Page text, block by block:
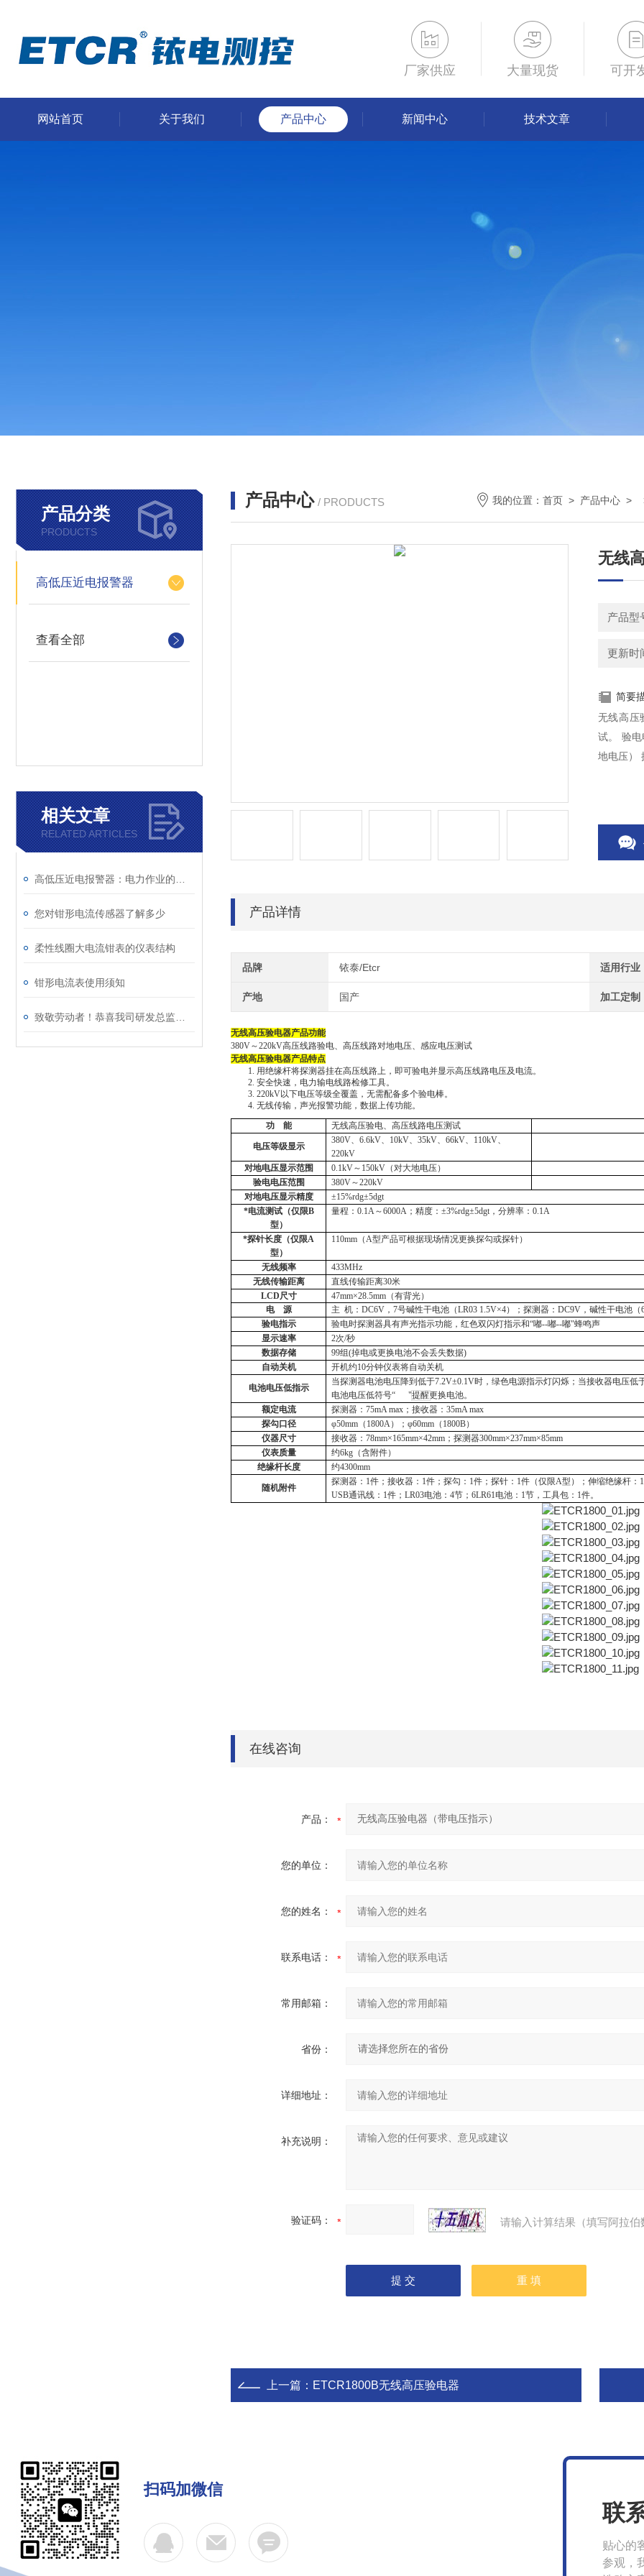
厂家供应 大量现货 可开
网站首页 关于我们 产品中心 新闻中心 技术文章
产品分类
PRODUCTS
高低压近电报警器
查看全部
相关文章
RELATED ARTICLES
您对钳形电流传感器了解多少
柔性线圈大电流钳表的仪表结构
钳形电流表使用须知
产品中心 / PRODUCTS 我的位置： 首页 > 产品中心 >
无线
产品型
更新时
简要
无线高压
试。 验
地电压）
产品详情
品牌 铱泰/Etcr 适用行业
产地 国产 加工定制
无线高压验电器产品功能
380V～220kV高压线路验电、高压线路对地电压、感应电压测试
无线高压验电器产品特点
1. 用绝缘杆将探测器挂在高压线路上，即可验电并显示高压线路电压及电流。
2. 安全快速， 电力输电线路检修工具。
3. 220kV以下电压等级全覆盖，无需配备多个验电棒。
4. 无线传输，声光报警功能 ，数据上传功能。
功
能 无线高压验电、高压线路电压测试
电压等级显示
380V、6.6kV、10kV、35kV、66kV、110kV、
220kV
对地电压显示范围
0.1kV～150kV（对大地电压）
验电电压范围
380V～220kV
对地电压显示精度
±15%rdg±5dgt
*电流测试（仅限B
型）
量程： 0.1A～6000A；精度：±3%rdg±5dgt，分辨率：0.1A
*探针长度（仅限A
型）
110mm（A型产品可根据现场情况更换探勾或探针）
无线频率
433MHz
无线传输距离
直线传输距离30米
LCD尺寸
47mm×28.5mm（有背光）
电
源 主 机： DC6V，7号碱性干电池（LR03 1.5V×4）；探测器：DC9V， 碱性干电池（
验电指示
验电时探测器具有声光指示功能，红色双闪灯指示和“嘟--嘟--嘟"蜂鸣声
显示速率
2次/秒
数据存储
99组(掉电或更换电池不会丢失数据)
自动关机
开机约10分钟仪表将自动关机
电池电压低指示
当探测器电池电压降到低于7.2V±0.1V时，绿色电源指示灯闪烁；当接收器电压低
电池电压低符号“ "提醒更换电池。
额定电流
探测器： 75mA max；接收器：35mA max
探勾口径
φ50mm（1800A）；φ60mm（1800B）
仪器尺寸
接收器： 78mm×165mm×42mm；探测器300mm×237mm×85mm
仪表质量
约6kg（含附件）
绝缘杆长度
约4300mm
随机附件
探测器： 1件；接收器：1件；探勾：1件；探针：1件（仅限A型）；伸缩绝缘杆：
USB通讯线：1件； LR03电池： 4节； 6LR61电池： 1节，工具包：1件。
在线咨询
产品：
您的单位：
您的姓名：
联系电话：
常用邮箱：
省份：
详细地址：
补充说明：
验证码： 请输入计算结果（填写阿拉
上一篇： ETCR1800B无线高压验电器
扫码加微信
联
贴心的
参观，